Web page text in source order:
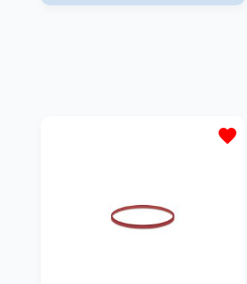
Gumičky sú vhodné do tých
plagátov, časopisov, krabičiek a
podobne. Balenie obsahuje 50g